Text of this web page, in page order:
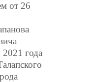
от 26
года